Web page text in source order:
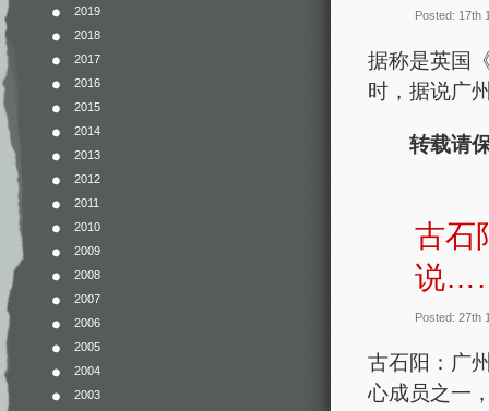
2019
2018
2017
2016
2015
2014
2013
2012
2011
2010
2009
2008
2007
2006
2005
2004
2003
Posted: 17th
据称是英国
时，据说广
转载请
古石
说
Posted: 27th
古石阳：广
心成员之一